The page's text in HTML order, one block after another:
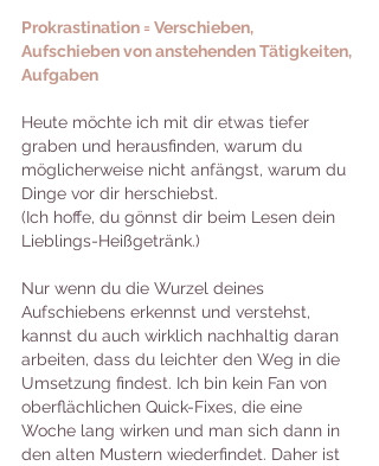
Prokrastination = Verschieben,
Aufschieben von anstehenden Tätigkeiten,
Aufgaben
Heute möchte ich mit dir etwas tiefer
graben und herausfinden, warum du
möglicherweise nicht anfängst, warum du
Dinge vor dir herschiebst.
(Ich hoffe, du gönnst dir beim Lesen dein
Lieblings-Heißgetränk.)
Nur wenn du die Wurzel deines
Aufschiebens erkennst und verstehst,
kannst du auch wirklich nachhaltig daran
arbeiten, dass du leichter den Weg in die
Umsetzung findest. Ich bin kein Fan von
oberflächlichen Quick-Fixes, die eine
Woche lang wirken und man sich dann in
den alten Mustern wiederfindet. Daher ist